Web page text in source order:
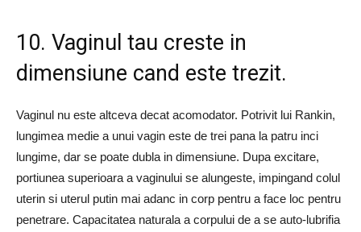
10. Vaginul tau creste in
dimensiune cand este trezit.
Vaginul nu este altceva decat acomodator. Potrivit lui Rankin,
lungimea medie a unui vagin este de trei pana la patru inci
lungime, dar se poate dubla in dimensiune. Dupa excitare,
portiunea superioara a vaginului se alungeste, impingand colul
uterin si uterul putin mai adanc in corp pentru a face loc pentru
penetrare. Capacitatea naturala a corpului de a se auto-lubrifia